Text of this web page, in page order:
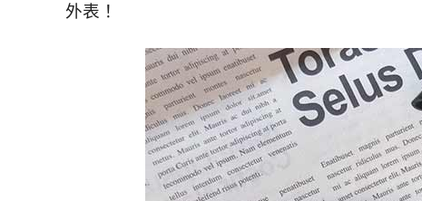
的
生
活
態
的
外表！